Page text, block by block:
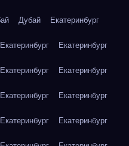
Дубай Екатеринбург
Екатеринбург Екатеринбург
Екатеринбург Екатеринбург
Екатеринбург Екатеринбург
Екатеринбург Екатеринбург